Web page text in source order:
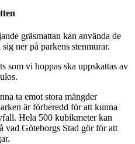
gräsmattan kan använda de
ner på parkens stenmurar.
som vi hoppas ska uppskattas av
ta emot stora mängder
är förberedd för att kunna
Hela 500 kubikmeter kan
vad Göteborgs Stad gör för att